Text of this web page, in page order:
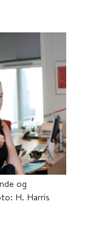
og
H. Harris